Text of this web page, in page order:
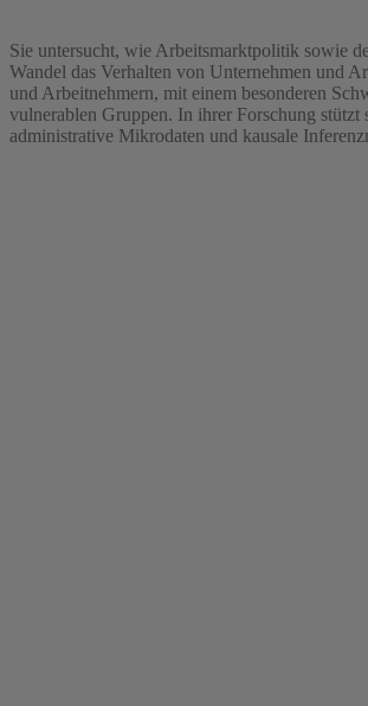
Sie untersucht, wie Arbeitsmarktpolitik sowie
Wandel das Verhalten von Unternehmen und
und Arbeitnehmern, mit einem besonderen
vulnerablen Gruppen. In ihrer Forschung stützt
administrative Mikrodaten und kausale